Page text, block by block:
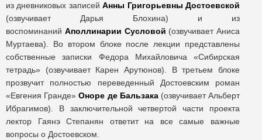
из дневниковых записейАнны Григорьевны Достоевской
(озвучивает Дарья Блохина) и из
воспоминаний Аполлинарии Сусловой (озвучивает Аниса
Муртаева). Во втором блоке после лекции представлены
собственные записки Федора Михайловича «Сибирская
тетрадь» (озвучивает Карен Арутюнов). В третьем блоке
прозвучит полностью переведенный Достоевским роман
«Евгения Гранде»Оноре де Бальзака (озвучивает Альберт
Ибрагимов). В заключительной четвертой части проекта
лектор Гаянэ Степанян ответит на все самые важные
вопросы о Достоевском.